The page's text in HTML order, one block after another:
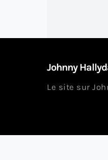
Johnny
Le site sur